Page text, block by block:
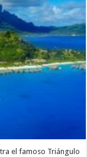
el famoso Triángulo